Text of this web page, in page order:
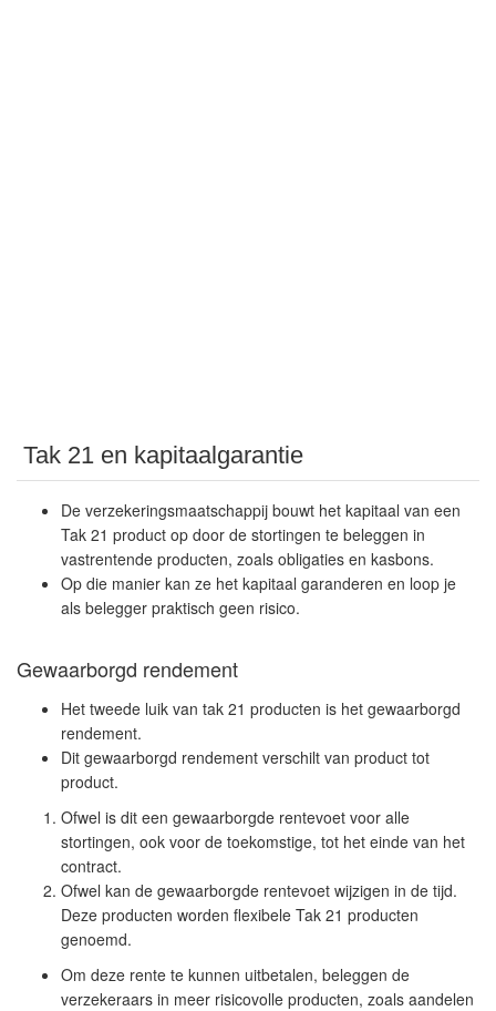
Tak 21 en kapitaalgarantie
De verzekeringsmaatschappij bouwt het kapitaal van een
Tak 21 product op door de stortingen te beleggen in
vastrentende producten, zoals obligaties en kasbons.
Op die manier kan ze het kapitaal garanderen en loop je
als belegger praktisch geen risico.
Gewaarborgd rendement
Het tweede luik van tak 21 producten is het gewaarborgd
rendement.
Dit gewaarborgd rendement verschilt van product tot
product.
Ofwel is dit een gewaarborgde rentevoet voor alle
stortingen, ook voor de toekomstige, tot het einde van het
contract.
Ofwel kan de gewaarborgde rentevoet wijzigen in de tijd.
Deze producten worden flexibele Tak 21 producten
genoemd.
Om deze rente te kunnen uitbetalen, beleggen de
verzekeraars in meer risicovolle producten, zoals aandelen